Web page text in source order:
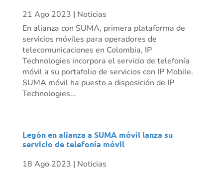
21 Ago 2023 | Noticias
En alianza con SUMA, primera plataforma de
servicios móviles para operadores de
telecomunicaciones en Colombia, IP
Technologies incorpora el servicio de telefonía
móvil a su portafolio de servicios con IP Mobile.
SUMA móvil ha puesto a disposición de IP
Technologies...
Legón en alianza a SUMA móvil lanza su
servicio de telefonía móvil
18 Ago 2023 | Noticias